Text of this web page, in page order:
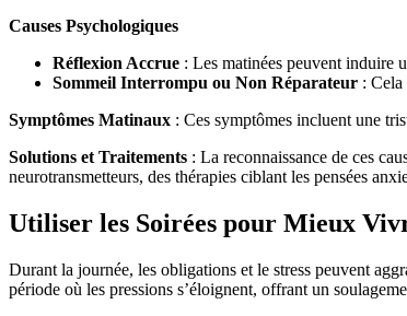
Causes Psychologiques
Réflexion Accrue : Les matinées peuvent induire
Sommeil Interrompu ou Non Réparateur : Cela
Symptômes Matinaux : Ces symptômes incluent une
Solutions et Traitements : La reconnaissance de ces
neurotransmetteurs, des thérapies ciblant les pensées
Utiliser les Soirées pour Mieux
Durant la journée, les obligations et le stress peuvent
période où les pressions s’éloignent, offrant un